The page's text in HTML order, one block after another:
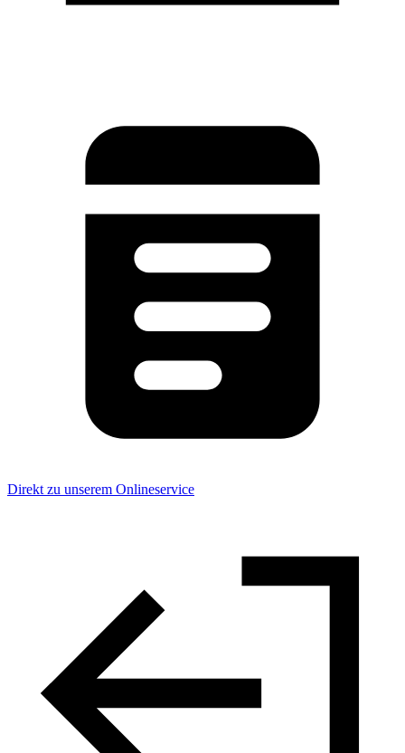
Direkt zu unserem Onlineservice